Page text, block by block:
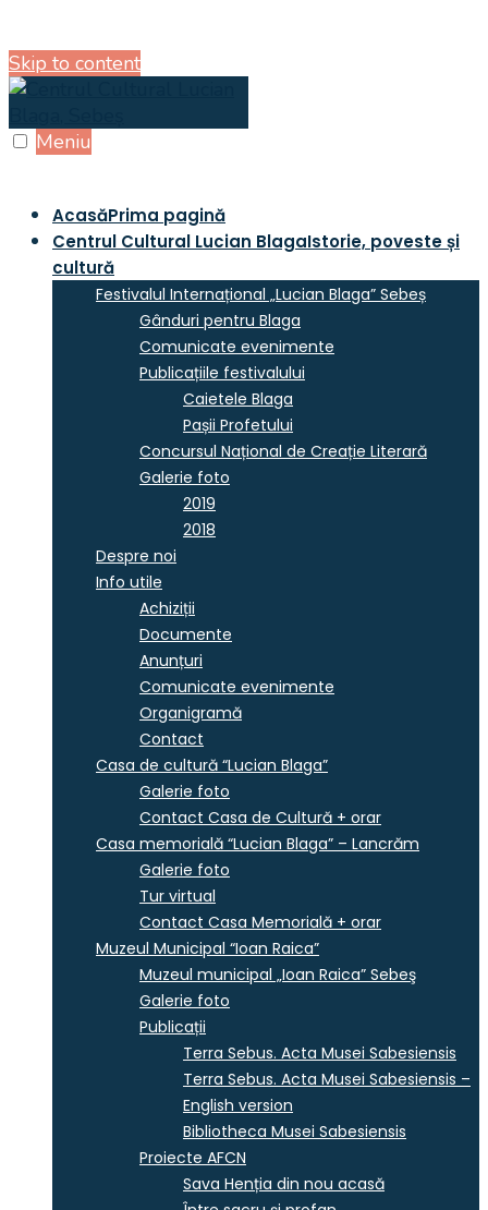
Skip to content
Meniu
AcasăPrima pagină
Centrul Cultural Lucian BlagaIstorie, poveste și
cultură
Festivalul Internațional „Lucian Blaga” Sebeș
Gânduri pentru Blaga
Comunicate evenimente
Publicațiile festivalului
Caietele Blaga
Pașii Profetului
Concursul Național de Creație Literară
Galerie foto
2019
2018
Despre noi
Info utile
Achiziții
Documente
Anunțuri
Comunicate evenimente
Organigramă
Contact
Casa de cultură “Lucian Blaga”
Galerie foto
Contact Casa de Cultură + orar
Casa memorială “Lucian Blaga” – Lancrăm
Galerie foto
Tur virtual
Contact Casa Memorială + orar
Muzeul Municipal “Ioan Raica”
Muzeul municipal „Ioan Raica” Sebeş
Galerie foto
Publicații
Terra Sebus. Acta Musei Sabesiensis
Terra Sebus. Acta Musei Sabesiensis –
English version
Bibliotheca Musei Sabesiensis
Proiecte AFCN
Sava Henția din nou acasă